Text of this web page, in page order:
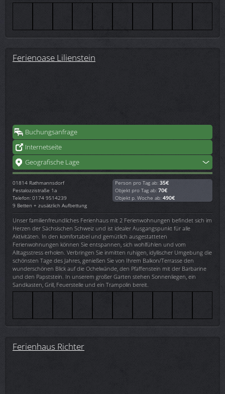
Ferienoase Lilienstein
Buchungsanfrage
Internetseite
Geografische Lage
01814 Rathmannsdorf
Pestalozzistraße 1a
Telefon: 0174 9514239
9 Betten + zusätzlich Aufbettung
Person pro Tag ab: 35€
Objekt pro Tag ab: 70€
Objekt p. Woche ab: 490€
Unser familienfreundliches Ferienhaus mit 2 Ferienwohnungen befindet sich im
Herzen der Sächsischen Schweiz und ist idealer Ausgangspunkt für alle
Aktivitäten. In den komfortabel und gemütlich ausgestatteten
Ferienwohnungen können Sie entspannen, sich wohlfühlen und vom
Alltagsstress erholen. Verbringen Sie inmitten ruhigen, idyllischer Umgebung die
schönsten Tage des Jahres, genießen Sie von Ihrem Balkon/Terrasse den
wunderschönen Blick auf die Ochelwände, den Pfaffenstein mit der Barbarine
und den Papststein. In unserem großer Garten stehen Sonnenliegen, ein
Sandkasten, Grill, Feuerstelle und ein Trampolin bereit.
Ferienhaus Richter